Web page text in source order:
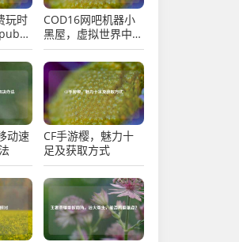
玩时
COD16网吧机器小
黑屋，虚拟世界中的
别样角落
动速
CF手游樱，魅力十
足及获取方式